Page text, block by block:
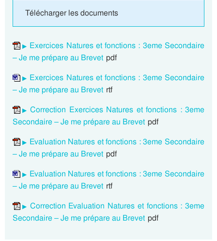
Télécharger les documents
Exercices Natures et fonctions : 3eme Secondaire
– Je me prépare au Brevet pdf
Exercices Natures et fonctions : 3eme Secondaire
– Je me prépare au Brevet rtf
Correction Exercices Natures et fonctions : 3eme
Secondaire – Je me prépare au Brevet pdf
Evaluation Natures et fonctions : 3eme Secondaire
– Je me prépare au Brevet pdf
Evaluation Natures et fonctions : 3eme Secondaire
– Je me prépare au Brevet rtf
Correction Evaluation Natures et fonctions : 3eme
Secondaire – Je me prépare au Brevet pdf